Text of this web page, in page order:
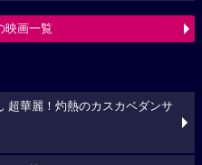
映画一覧
超華麗！灼熱のカスカベダンサ